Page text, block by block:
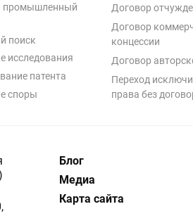
промышленный
поиск
исследования
патента
споры
Договор
Договор
концессии
Договор
Переход
права без
Блог
Медиа
Карта сайта